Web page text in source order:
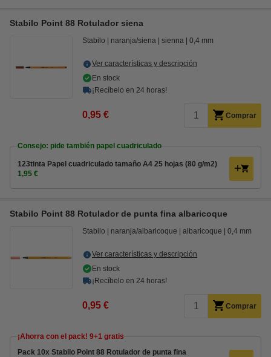
Stabilo Point 88 Rotulador siena
Stabilo naranja/siena sienna 0,4 mm
Ver características y descripción
En stock
¡Recíbelo en 24 horas!
0,95 € Comprar
Consejo: pide también papel cuadriculado
123tinta Papel cuadriculado tamaño A4 25 hojas (80 g/m2)
1,95 €
Stabilo Point 88 Rotulador de punta fina albaricoque
Stabilo naranja/albaricoque albaricoque 0,4 mm
Ver características y descripción
En stock
¡Recíbelo en 24 horas!
0,95 € Comprar
¡Ahorra con el pack! 9+1 gratis
Pack 10x Stabilo Point 88 Rotulador de punta fina